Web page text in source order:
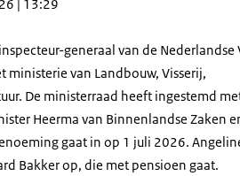
| 13:29
generaal van de Nederlandse
van Landbouw, Visserij,
De ministerraad heeft ingestemd
Heerma van Binnenlandse Zaken
gaat in op 1 juli 2026.
Bakker op, die met pensioen gaat.